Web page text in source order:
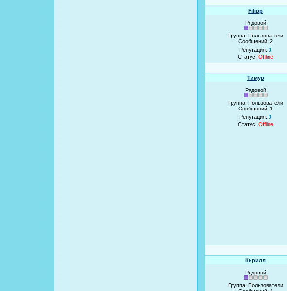
Filipp
Рядовой
Группа: Пользователи
Сообщений: 2
Репутация: 0
Статус: Offline
Тимур
Рядовой
Группа: Пользователи
Сообщений: 1
Репутация: 0
Статус: Offline
Кирилл
Рядовой
Группа: Пользователи